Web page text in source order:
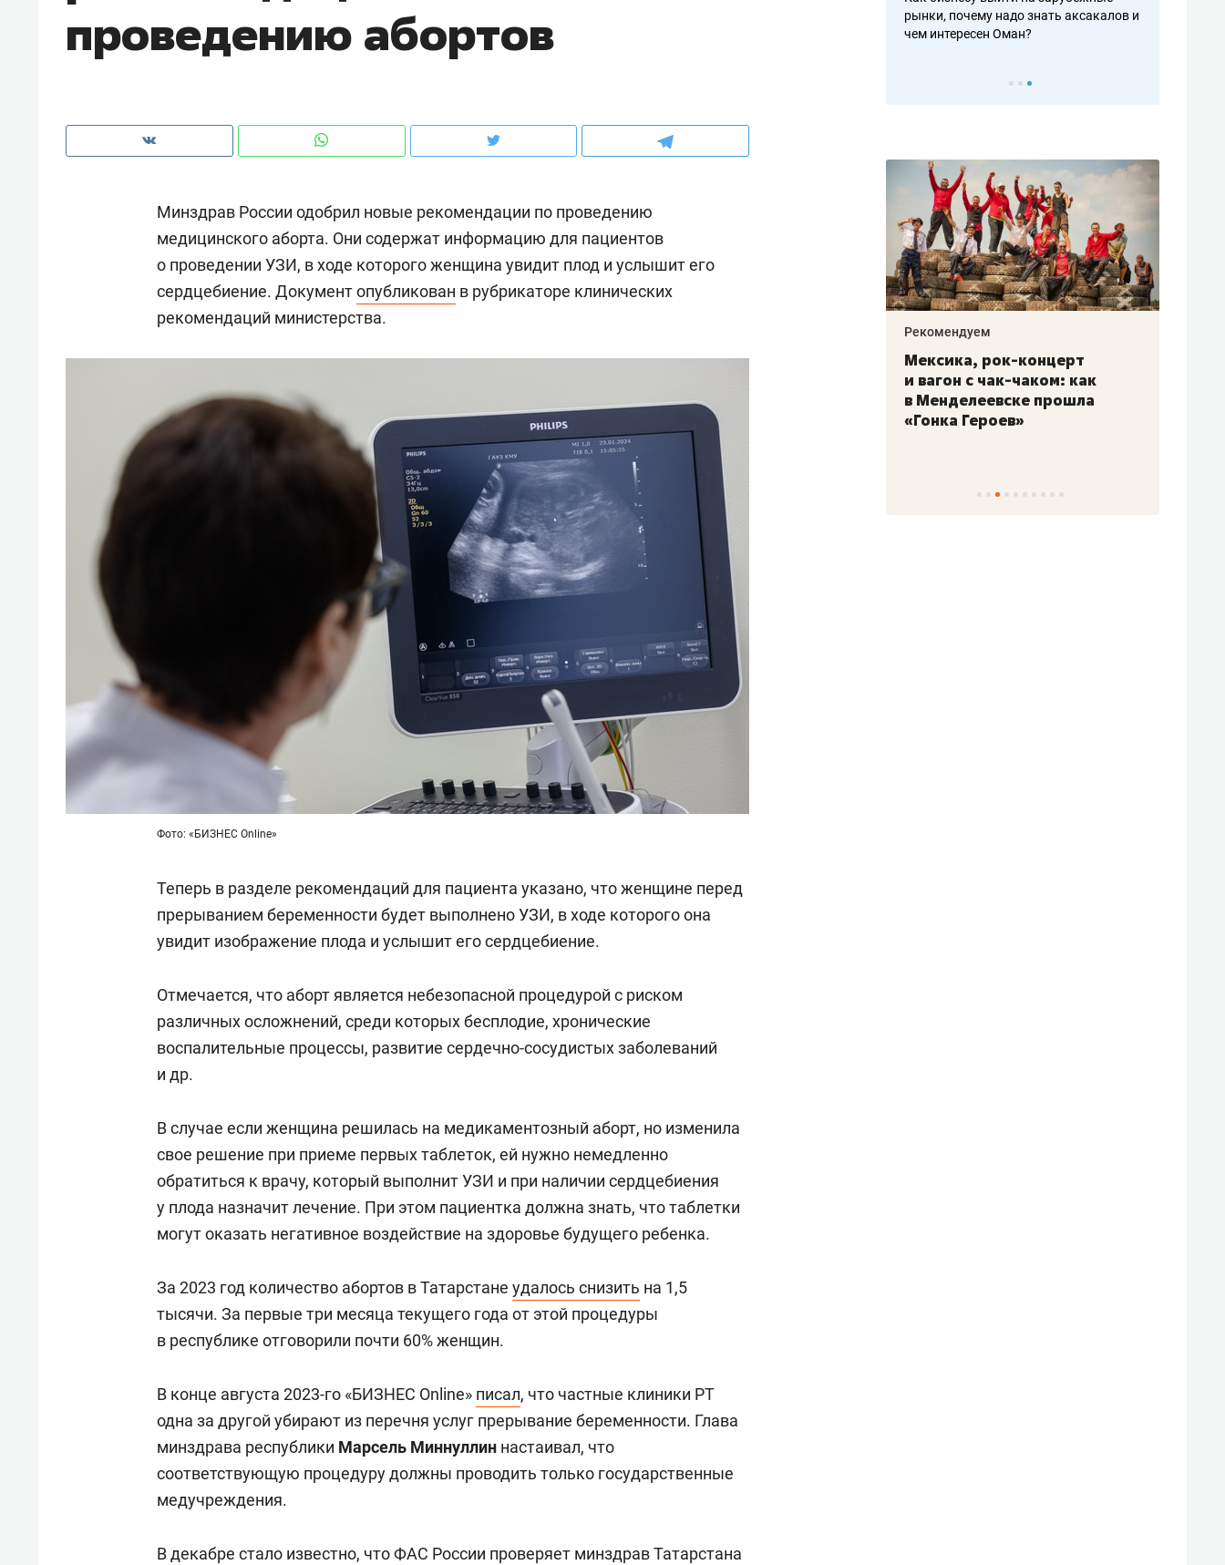
проведению абортов
Минздрав России одобрил новые рекомендации по проведению
медицинского аборта. Они содержат информацию для пациентов
о проведении УЗИ, в ходе которого женщина увидит плод и услышит его
сердцебиение. Документопубликован в рубрикаторе клинических
рекомендаций министерства.
Фото: «БИЗНЕС Online»
Теперь в разделе рекомендаций для пациента указано, что женщине перед
прерыванием беременности будет выполнено УЗИ, в ходе которого она
увидит изображение плода и услышит его сердцебиение.
Отмечается, что аборт является небезопасной процедурой с риском
различных осложнений, среди которых бесплодие, хронические
воспалительные процессы, развитие сердечно-сосудистых заболеваний
и др.
В случае если женщина решилась на медикаментозный аборт, но изменила
свое решение при приеме первых таблеток, ей нужно немедленно
обратиться к врачу, который выполнит УЗИ и при наличии сердцебиения
у плода назначит лечение. При этом пациентка должна знать, что таблетки
могут оказать негативное воздействие на здоровье будущего ребенка.
За 2023 год количество абортов в Татарстане удалось снизить на 1,5
тысячи. За первые три месяца текущего года от этой процедуры
в республике отговорили почти 60% женщин.
В конце августа 2023-го «БИЗНЕС Online» писал, что частные клиники РТ
одна за другой убирают из перечня услуг прерывание беременности. Глава
минздрава республики Марсель Миннуллин настаивал, что
соответствующую процедуру должны проводить только государственные
медучреждения.
В декабре стало известно, что ФАС России проверяет минздрав Татарстана
рынки, почему надо знать аксакалов и
чем интересен Оман?
клиентах и чудных запросах мастеров
рынки, почему надо знать аксакалов и
чем интересен Оман?
Рекомендуем
Как ГК «МИР ГРУПП» и ВТБ
комфорта под Казанью
150 камер до квартиры и Face
Опыт выживания в дикой
с ментальным и физическим
состоянием как основа
антихрупких команд
Рекомендуем
Мексика, рок-концерт
и вагон с чак-чаком: как
в Менделеевске прошла
«Гонка Героев»